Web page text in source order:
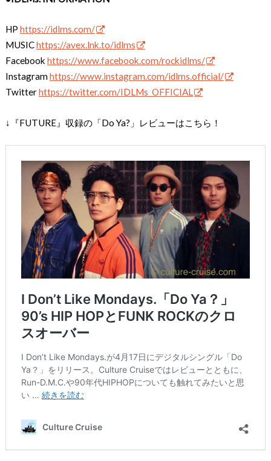
HP https://idlms.com/
MUSIChttps://avex.lnk.to/idlms
Facebook https://www.facebook.com/rockidlms/
Instagramhttps://www.instagram.com/idlms.official/
Twitterhttps://twitter.com/IDLMs_OFFICIAL
↓『FUTURE』収録の「Do Ya?」レビューはこちら！